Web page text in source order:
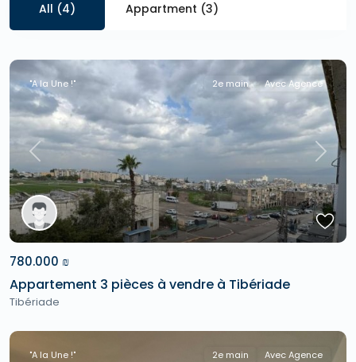
All (4) Appartment (3)
Previous Next
"A la Une !" 2e main Avec Agence
780.000 ₪
Appartement 3 pièces à vendre à Tibériade
Tibériade
"A la Une !" 2e main Avec Agence